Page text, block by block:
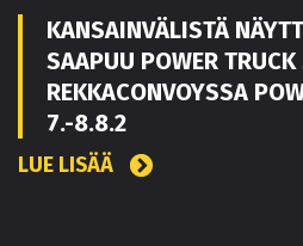
KANSAINVÄLISTÄ
SAAPUU POWER TRUCK
REKKACONVOYSSA
7.-8.8.2
LUE LISÄÄ